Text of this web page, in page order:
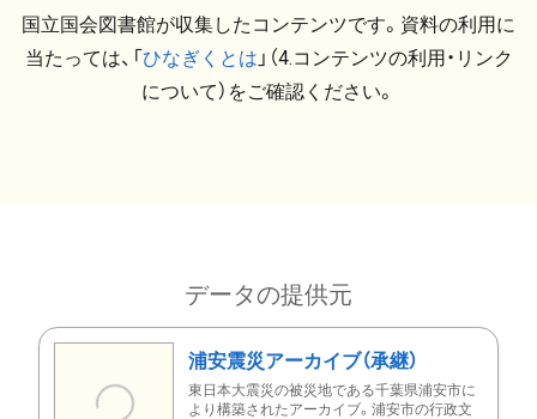
国立国会図書館が収集したコンテンツです。資料の利用に
当たっては、「ひなぎくとは 」（4.コンテンツの利用・リンク
について）をご確認ください。
データの提供元
浦安震災アーカイブ（承継）
東日本大震災の被災地である千葉県浦安市に
より構築されたアーカイブ。浦安市の行政文